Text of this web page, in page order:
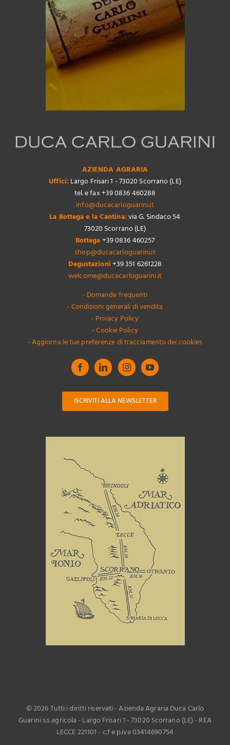
AZIENDA AGRARIA
Uffici: Largo Frisari 1 - 73020 Scorrano (LE)
tel. e fax +39 0836 460288
info@ducacarloguarini.it
La Bottega e la Cantina:via G. Sindaco 54
73020 Scorrano (LE)
Bottega+39 0836 460257
shop@ducacarloguarini.it
Degustazioni+39 351 6261228
welcome@ducacarloguarini.it
- Domande frequenti
- Condizioni generali di vendita
- Privacy Policy
- Cookie Policy
- Aggiorna le tue preferenze di tracciamento dei cookies
ISCRIVITI ALLA NEWSLETTER
©2026 Tutti i diritti riservati - Azienda Agraria Duca Carlo
Guarini s.s agricola - Largo Frisari 1 - 73020 Scorrano (LE) - REA
LECCE 221101 - c.f e p.iva 03414690754